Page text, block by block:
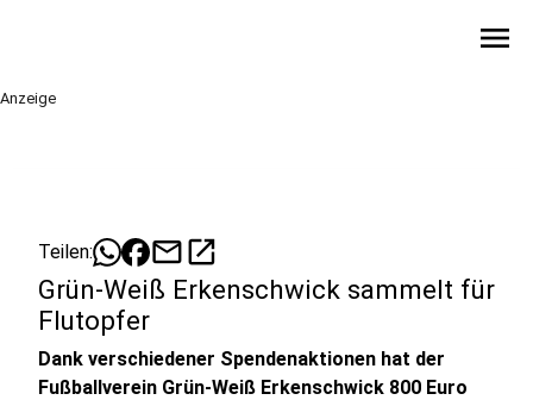
menu
Anzeige
Teilen: mailopen_in_new
Grün-Weiß Erkenschwick sammelt für
Flutopfer
Dank verschiedener Spendenaktionen hat der
Fußballverein Grün-Weiß Erkenschwick 800 Euro